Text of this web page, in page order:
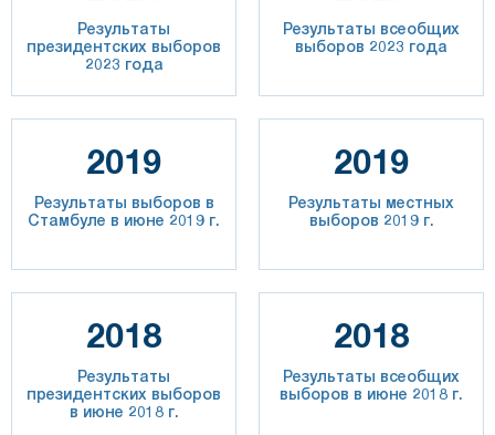
Результаты
президентских выборов
2023 года
Результаты всеобщих
выборов 2023 года
2019
Результаты выборов в
Стамбуле в июне 2019 г.
2019
Результаты местных
выборов 2019 г.
2018
Результаты
президентских выборов
в июне 2018 г.
2018
Результаты всеобщих
выборов в июне 2018 г.